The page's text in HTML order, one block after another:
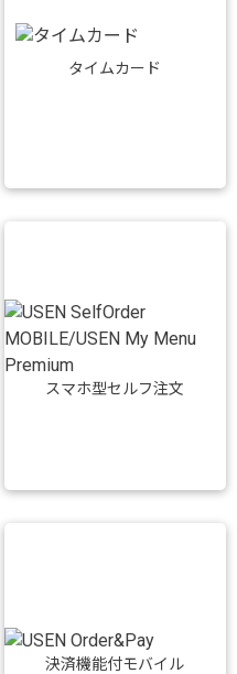
タイムカード
スマホ型セルフ注文
決済機能付モバイル